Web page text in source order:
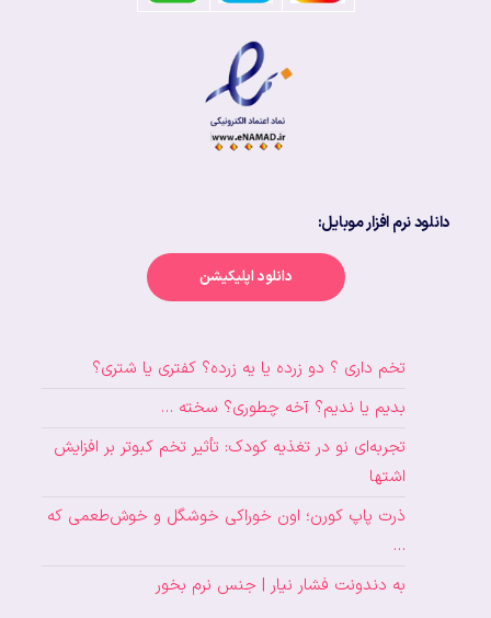
دانلود نرم افزار موبایل:
دانلود اپلیکیشن
تخم داری ؟ دو زرده یا یه زرده؟ کفتری یا شتری؟
بدیم یا ندیم؟ آخه چطوری؟ سخته …
تجربه‌ای نو در تغذیه کودک: تأثیر تخم کبوتر بر افزایش
اشتها
ذرت پاپ کورن؛ اون خوراکی خوشگل و خوش‌طعمی که
…
به دندونت فشار نیار | جنس نرم بخور